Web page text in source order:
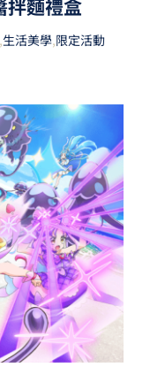
拌麵禮盒
,生活美學,限定活動